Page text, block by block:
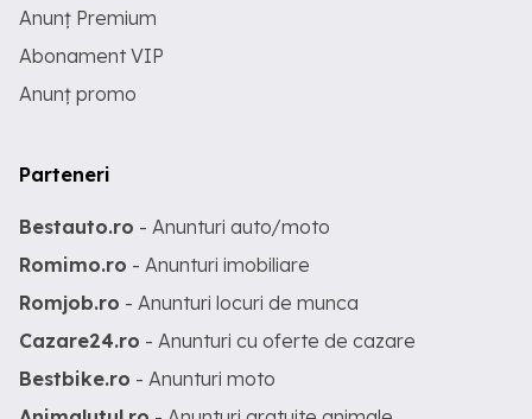
Anunț Premium
Abonament VIP
Anunț promo
Parteneri
Bestauto.ro - Anunturi auto/moto
Romimo.ro - Anunturi imobiliare
Romjob.ro - Anunturi locuri de munca
Cazare24.ro - Anunturi cu oferte de cazare
Bestbike.ro - Anunturi moto